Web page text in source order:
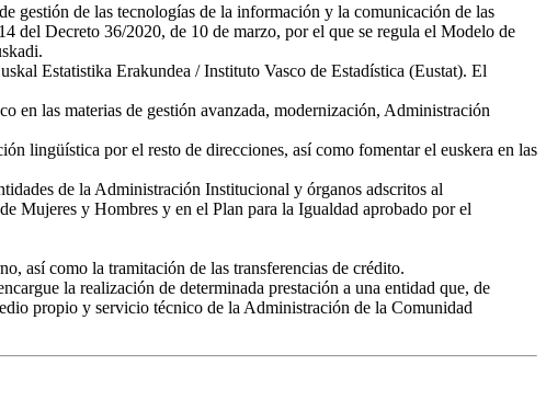
gestión de las tecnologías de la información y la comunicación de las
del Decreto 36/2020, de 10 de marzo, por el que se regula el Modelo de
Estatistika Erakundea / Instituto Vasco de Estadística (Eustat). El
en las materias de gestión avanzada, modernización, Administración
lingüística por el resto de direcciones, así como fomentar el euskera en las
de la Administración Institucional y órganos adscritos al
Mujeres y Hombres y en el Plan para la Igualdad aprobado por el
así como la tramitación de las transferencias de crédito.
la realización de determinada prestación a una entidad que, de
propio y servicio técnico de la Administración de la Comunidad